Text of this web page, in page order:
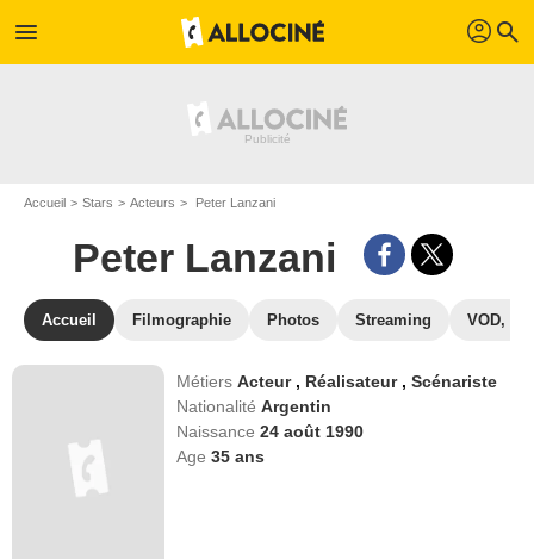
menu profil search
Accueil Stars Acteurs Peter Lanzani
Peter Lanzani
Accueil Filmographie Photos Streaming VOD,
MétiersActeur , Réalisateur ,Scénariste
NationalitéArgentin
Naissance24 août 1990
Age35 ans